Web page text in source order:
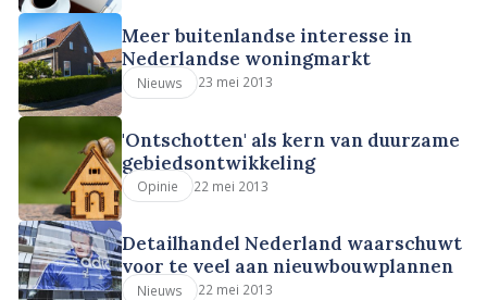
Meer buitenlandse interesse in
Nederlandse woningmarkt
Nieuws 23 mei 2013
'Ontschotten' als kern van duurzame
gebiedsontwikkeling
Opinie 22 mei 2013
Detailhandel Nederland waarschuwt
voor te veel aan nieuwbouwplannen
Nieuws 22 mei 2013